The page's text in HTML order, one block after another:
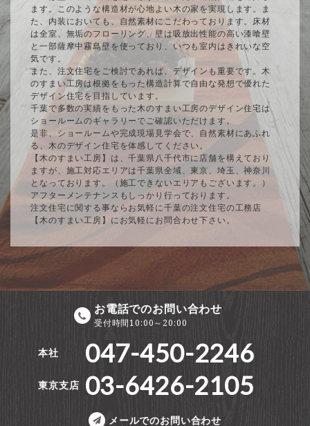
ます。このような構造材が心地よい木の家を実現します。ま
た、内装においても、自然素材にこだわっております。床材
は全室、無垢のフローリング、壁は吸放出性能の高い漆喰壁
と一部薩摩中霧島壁を使っており、いつも室内はきれいな空
気です。
また、注文住宅をご検討であれば、デザインも重要です。木
のすまい工房は根拠をもった構造計算で自由な発想で優れた
デザイン住宅を目指しています。
千葉で多数の実績をもった木のすまい工房のデザイン住宅は
ショールームのギャラリーでご確認いただけます。
是非、ショールームや完成現場見学会で、自然素材にあふれ
る、木のデザイン住宅を体感してください。
【木のすまい工房】は、千葉県八千代市に店舗を構えており
ますが、施工対応エリアは千葉県全域、東京、埼玉、神奈川
となっております。（施工できないエリアもございます。）
アフターメンテナンスもしっかり行っております。
注文住宅に関する事ならお気軽に千葉の注文住宅の工務店
【木のすまい工房】にお気軽にお問合わせ下さい。
お電話でのお問い合わせ
受付時間10:00～20:00
本社 047-450-2246
東京支店 03-6426-2105
メールでのお問い合わせ